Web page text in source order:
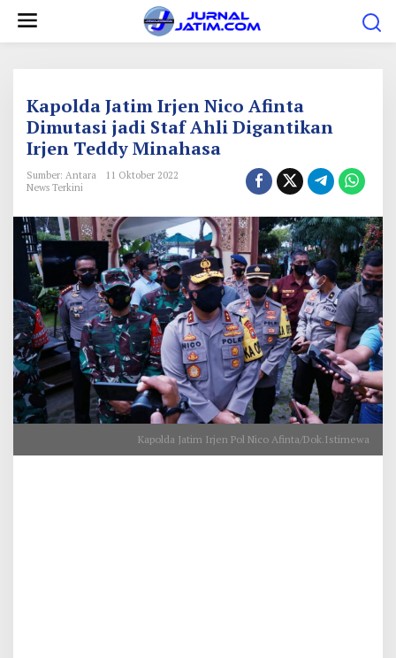
Kapolda Jatim Irjen Nico Afinta
Dimutasi jadi Staf Ahli Digantikan
Irjen Teddy Minahasa
Sumber: Antara
11 Oktober 2022
News Terkini
Kapolda Jatim Irjen Pol Nico Afinta/Dok.Istimewa